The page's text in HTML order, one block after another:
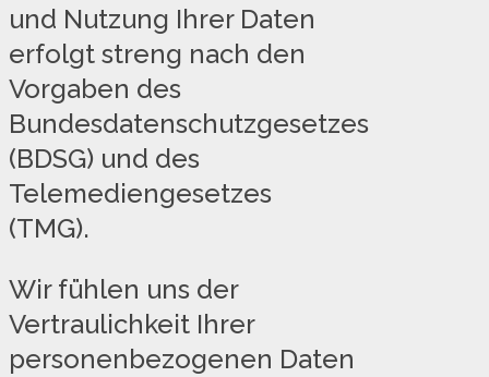
und Nutzung Ihrer Daten
erfolgt streng nach den
Vorgaben des
Bundesdatenschutzgesetzes
(BDSG) und des
Telemediengesetzes
(TMG).
Wir fühlen uns der
Vertraulichkeit Ihrer
personenbezogenen Daten